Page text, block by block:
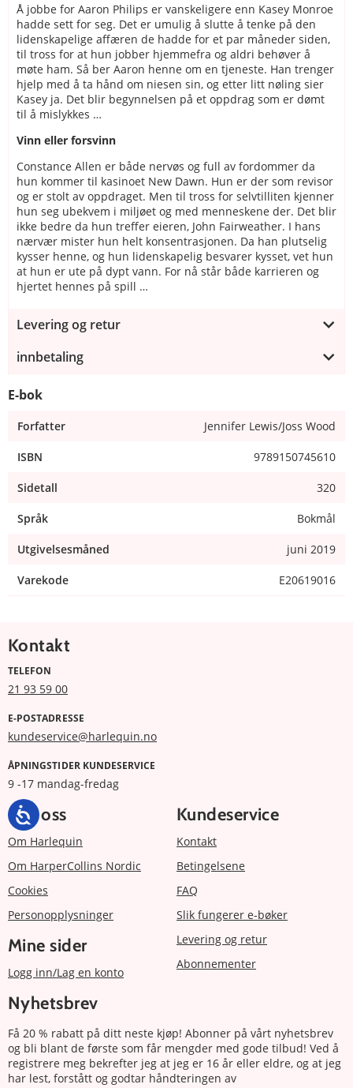
Å jobbe for Aaron Philips er vanskeligere enn Kasey Monroe
hadde sett for seg. Det er umulig å slutte å tenke på den
lidenskapelige affæren de hadde for et par måneder siden,
til tross for at hun jobber hjemmefra og aldri behøver å
møte ham. Så ber Aaron henne om en tjeneste. Han trenger
hjelp med å ta hånd om niesen sin, og etter litt nøling sier
Kasey ja. Det blir begynnelsen på et oppdrag som er dømt
til å mislykkes …
Vinn eller forsvinn
Constance Allen er både nervøs og full av fordommer da
hun kommer til kasinoet New Dawn. Hun er der som revisor
og er stolt av oppdraget. Men til tross for selvtilliten kjenner
hun seg ubekvem i miljøet og med menneskene der. Det blir
ikke bedre da hun treffer eieren, John Fairweather. I hans
nærvær mister hun helt konsentrasjonen. Da han plutselig
kysser henne, og hun lidenskapelig besvarer kysset, vet hun
at hun er ute på dypt vann. For nå står både karrieren og
hjertet hennes på spill …
Levering og retur
innbetaling
E-bok
Forfatter Jennifer Lewis/Joss Wood
ISBN 9789150745610
Sidetall 320
Språk Bokmål
Utgivelsesmåned juni 2019
Varekode E20619016
Kontakt
TELEFON
21 93 59 00
E-POSTADRESSE
kundeservice@harlequin.no
ÅPNINGSTIDER KUNDESERVICE
9 -17 mandag-fredag
Om oss
Om Harlequin
Om HarperCollins Nordic
Cookies
Personopplysninger
Mine sider
Logg inn/Lag en konto
Kundeservice
Kontakt
Betingelsene
FAQ
Slik fungerer e-bøker
Levering og retur
Abonnementer
Nyhetsbrev
Få 20 % rabatt på ditt neste kjøp! Abonner på vårt nyhetsbrev
og bli blant de første som får mengder med gode tilbud! Ved å
registrere meg bekrefter jeg at jeg er 16 år eller eldre, og at jeg
har lest, forstått og godtar håndteringen av